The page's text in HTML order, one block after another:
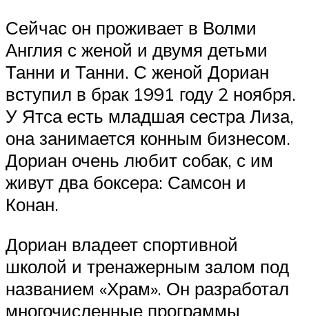
Сейчас он проживает в Волми
Англия с женой и двумя детьми
Танни и Танни. С женой Дориан
вступил в брак 1991 году 2 ноября.
У Ятса есть младшая сестра Лиза,
она занимается конным бизнесом.
Дориан очень любит собак, с им
живут два боксера: Самсон и
Конан.
Дориан владеет спортивной
школой и тренажерным залом под
названием «Храм». Он разработал
многочисленные программы